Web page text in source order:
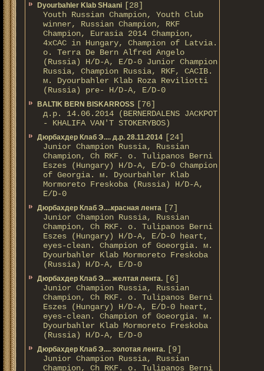
Dyourbahler Klab SHaani [28]
Youth Russian Champion, Youth Club
winner, Russian Champion, RKF
Champion, Eurasia 2014 Champion,
4xCAC in Hungary, Champion of Latvia.
о. Terra De Bern Alfred Angelo
(Russia) H/D-A, E/D-0 Junior Champion
Russia, Champion Russia, RKF, CACIB.
м. Dyourbahler Klab Roza Reviliotti
(Russia) pre- H/D-A, E/D-0
BALTIK BERN BISKARROSS [76]
д.р. 14.06.2014 (BERNERDALENS JACKPOT
- KHALIFA VAN'T STOKERYBOS)
Дюрбахдер Клаб Э.... д.р. 28.11.2014 [24]
Junior Champion Russia, Russian
Champion, Ch RKF. о. Tulipanos Berni
Eszes (Hungary) H/D-A, E/D-0 Champion
of Georgia. м. Dyourbahler Klab
Mormoreto Freskoba (Russia) H/D-A,
E/D-0
Дюрбахдер Клаб Э....красная лента [7]
Junior Champion Russia, Russian
Champion, Ch RKF. о. Tulipanos Berni
Eszes (Hungary) H/D-A, E/D-0 heart,
eyes-clean. Champion of Gоeorgia. м.
Dyourbahler Klab Mormoreto Freskoba
(Russia) H/D-А, E/D-0
Дюрбахдер Клаб Э.... желтая лента. [6]
Junior Champion Russia, Russian
Champion, Ch RKF. о. Tulipanos Berni
Eszes (Hungary) H/D-A, E/D-0 heart,
eyes-clean. Champion of Gоeorgia. м.
Dyourbahler Klab Mormoreto Freskoba
(Russia) H/D-А, E/D-0
Дюрбахдер Клаб Э.... золотая лента. [9]
Junior Champion Russia, Russian
Champion, Ch RKF. о. Tulipanos Berni